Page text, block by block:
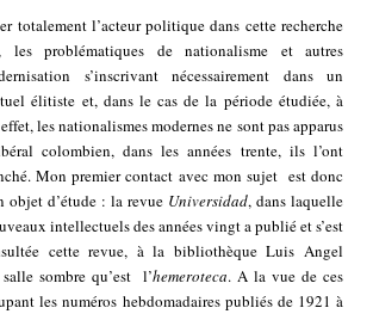
l’acteur politique dans cette recherche
les problématiques de nationalisme et autres
s’inscrivant nécessairement dans un
élitiste et, dans le cas de la période étudiée, à
les nationalismes modernes ne sont pas apparus
colombien, dans les années trente, ils l’ont
Mon premier contact avec mon sujet est donc
objet d’étude : la revue Universidad, dans laquelle
intellectuels des années vingt a publié et s’est
cette revue, à la bibliothèque Luis Angel
sombre qu’est l’hemeroteca. A la vue de ces
les numéros hebdomadaires publiés de 1921 à